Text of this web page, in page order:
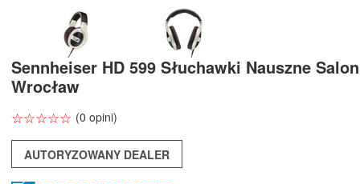
Sennheiser HD 599 Słuchawki Nauszne
Wrocław
☆☆☆☆☆
★★★★★ (0 opini)
AUTORYZOWANY DEALER